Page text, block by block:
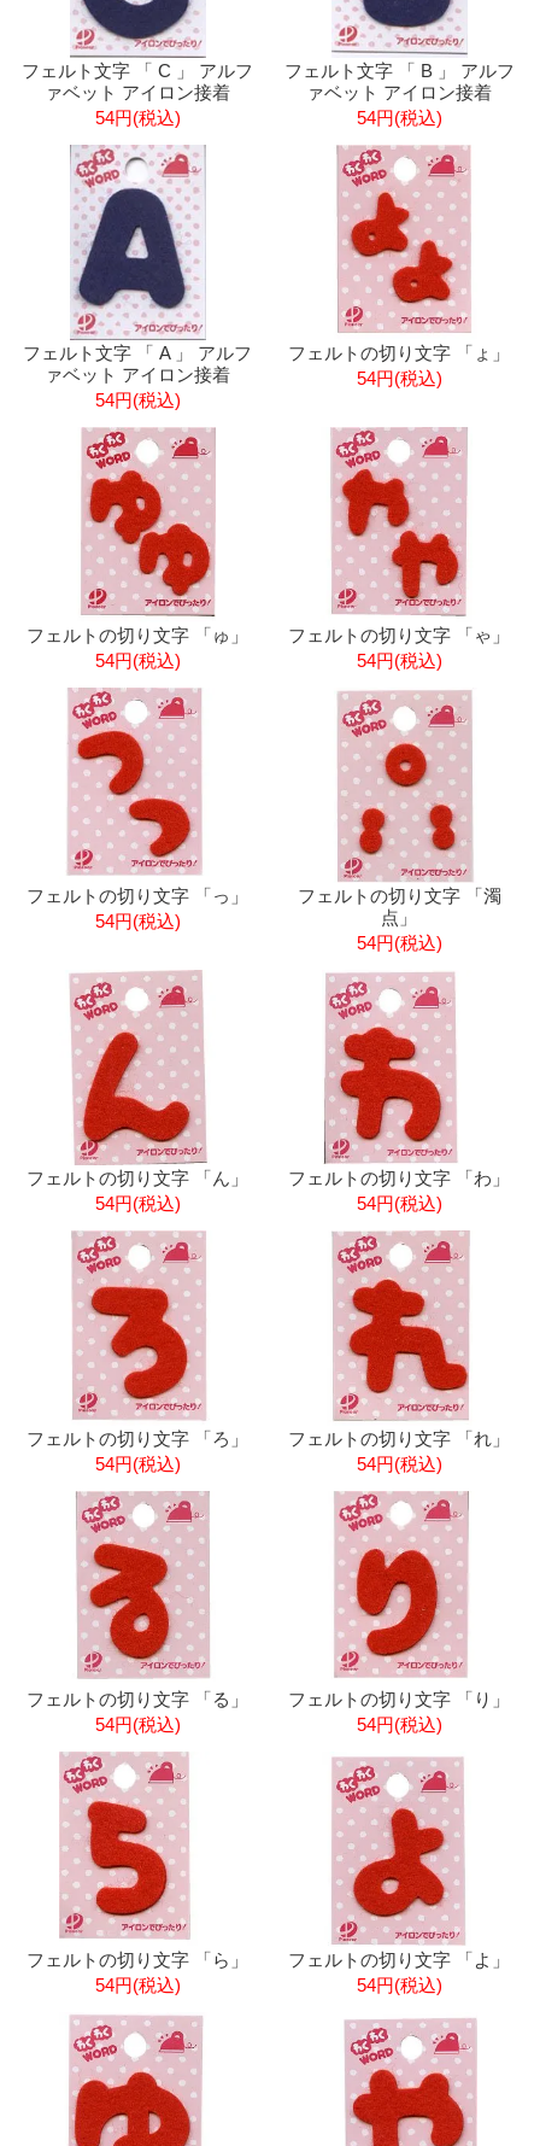
フェルト文字 「 C 」 アルフ
ァベット アイロン接着
54円(税込)
フェルト文字 「 B 」 アルフ
ァベット アイロン接着
54円(税込)
フェルト文字 「 A 」 アルフ
ァベット アイロン接着
54円(税込)
フェルトの切り文字 「ょ」
54円(税込)
フェルトの切り文字 「ゅ」
54円(税込)
フェルトの切り文字 「ゃ」
54円(税込)
フェルトの切り文字 「っ」
54円(税込)
フェルトの切り文字 「濁
点」
54円(税込)
フェルトの切り文字 「ん」
54円(税込)
フェルトの切り文字 「わ」
54円(税込)
フェルトの切り文字 「ろ」
54円(税込)
フェルトの切り文字 「れ」
54円(税込)
フェルトの切り文字 「る」
54円(税込)
フェルトの切り文字 「り」
54円(税込)
フェルトの切り文字 「ら」
54円(税込)
フェルトの切り文字 「よ」
54円(税込)